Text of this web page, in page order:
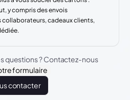
y compris des envois
cadeaux clients,
questions ? Contactez-nous
formulaire
contacter